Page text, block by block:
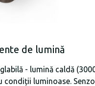
de lumină
- lumină caldă
luminoase.